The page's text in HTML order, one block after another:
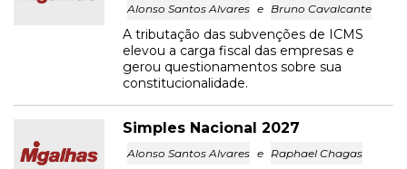
Alonso Santos Alvares e Bruno Cavalcante
A tributação das subvenções de ICMS
elevou a carga fiscal das empresas e
gerou questionamentos sobre sua
constitucionalidade.
Simples Nacional 2027
Alonso Santos Alvares e Raphael Chagas